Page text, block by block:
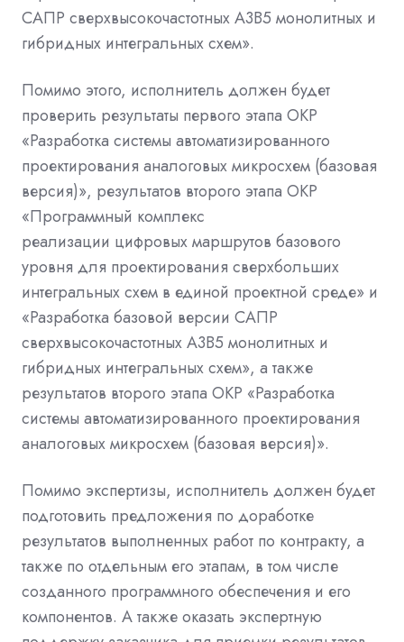
САПР сверхвысокочастотных А3В5 монолитных и
гибридных интегральных схем».
Помимо этого, исполнитель должен будет
проверить результаты первого этапа ОКР
«Разработка системы автоматизированного
проектирования аналоговых микросхем (базовая
версия)», результатов второго этапа ОКР
«Программный комплекс
реализации цифровыхмаршрутов базового
уровня для проектирования сверхбольших
интегральных схем в единой проектной среде» и
«Разработка базовой версии САПР
сверхвысокочастотных А3В5 монолитных и
гибридных интегральных схем», а также
результатов второго этапа ОКР «Разработка
системы автоматизированного проектирования
аналоговыхмикросхем (базовая версия)».
Помимо экспертизы, исполнитель должен будет
подготовить предложения по доработке
результатов выполненных работ по контракту, а
также по отдельным его этапам, в том числе
созданного программного обеспечения и его
компонентов. А также оказать экспертную